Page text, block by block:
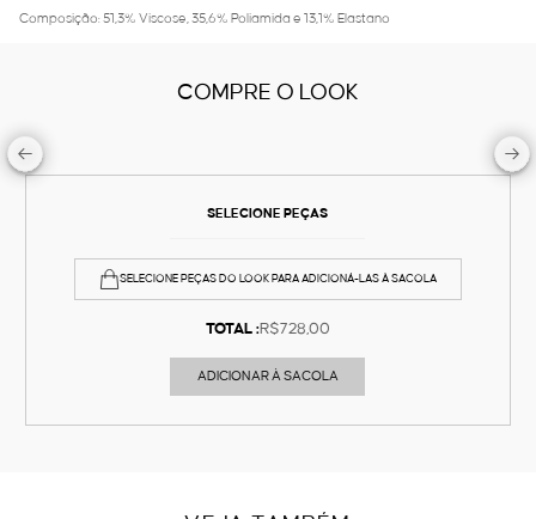
Composição: 51,3% Viscose, 35,6% Poliamida e 13,1% Elastano
COMPRE O LOOK
SELECIONE PEÇAS
SELECIONE PEÇAS DO LOOK PARA ADICIONÁ-LAS À SACOLA
TOTAL :R$728,00
ADICIONAR À SACOLA